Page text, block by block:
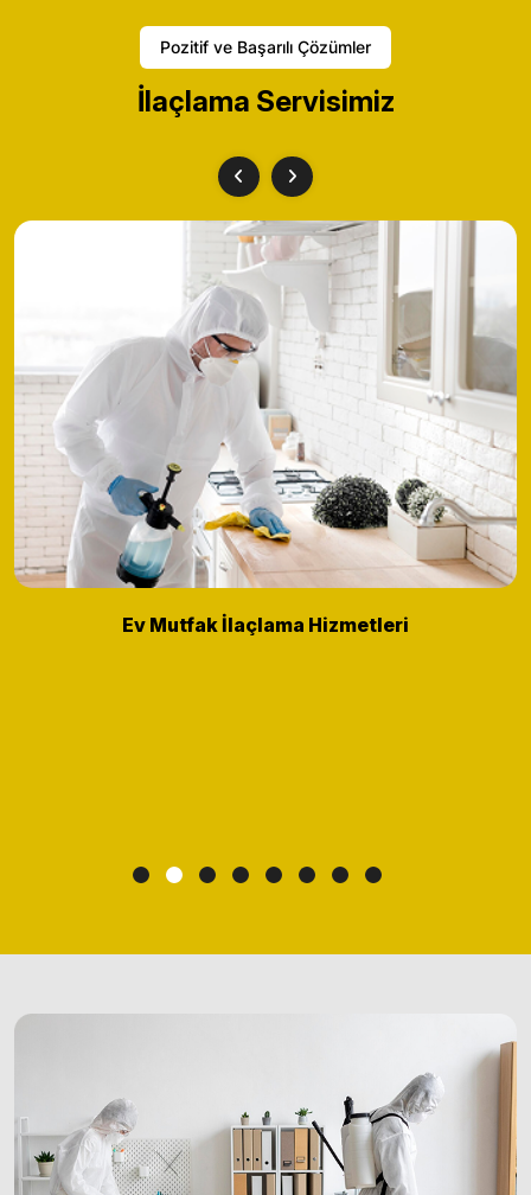
Pozitif ve Başarılı Çözümler
İlaçlama Servisimiz
Ev Mutfak İlaçlama Hizmetleri